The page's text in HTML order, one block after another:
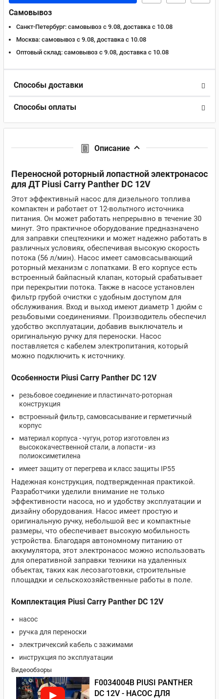
Самовывоз
Санкт-Петербург: самовывоз с 9.08, доставка c 10.08
Москва: самовывоз с 9.08, доставка c 10.08
Оптовый склад: самовывоз с 9.08, доставка c 10.08
Способы доставки
Способы оплаты
Описание
Переносной роторный лопастной электронасос
для ДТ Piusi Carry Panther DC 12V
Этот эффективный насос для дизельного топлива
компактен и работает от 12-вольтного источника
питания. Он может работать непрерывно в течение 30
минут. Это практичное оборудование предназначено
для заправки спецтехники и может надежно работать в
различных условиях, обеспечивая высокую скорость
потока (56 л/мин). Насос имеет самовсасывающий
роторный механизм с лопатками. В его корпусе есть
встроенный байпасный клапан, который срабатывает
при перекрытии потока. Также в насосе установлен
фильтр грубой очистки с удобным доступом для
обслуживания. Вход и выход имеют диаметр 1 дюйм с
резьбовыми соединениями. Производитель обеспечил
удобство эксплуатации, добавив выключатель и
оригинальную ручку для переноски. Насос
поставляется с кабелем электропитания, который
можно подключить к источнику.
Особенности Piusi Carry Panther DC 12V
резьбовое соединение и пластинчато-роторная
конструкция
встроенный фильтр, самовсасывание и герметичный
корпус
материал корпуса - чугун, ротор изготовлен из
высококачественной стали, а лопасти - из
полиоксиметилена
имеет защиту от перегрева и класс защиты IP55
Надежная конструкция, подтвержденная практикой.
Разработчики уделили внимание не только
эффективности насоса, но и удобству эксплуатации и
дизайну оборудования. Насос имеет простую и
оригинальную ручку, небольшой вес и компактные
размеры, что обеспечивает высокую мобильность
устройства. Благодаря автономному питанию от
аккумулятора, этот электронасос можно использовать
для оперативной заправки техники на удаленных
объектах, таких как лесозаготовки, строительные
площадки и сельскохозяйственные работы в поле.
Комплектация Piusi Carry Panther DC 12V
насос
ручка для переноски
электричексий кабель с зажимами
инструкция по эксплуатации
Видеообзоры
F0034004B PIUSI PANTHER
DC 12V - НАСОС ДЛЯ